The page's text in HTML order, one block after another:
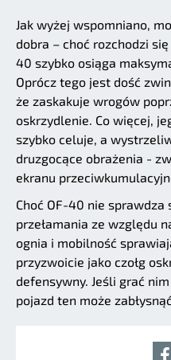
Jak wyżej wspomniano,
dobra – choć rozchodzi
40 szybko osiąga
Oprócz tego jest dość
że zaskakuje wrogów
oskrzydlenie. Co więcej,
szybko celuje, a
druzgocące obrażenia -
ekranu
Choć OF-40 nie sprawdza
przełamania ze względu
ognia i mobilność
przyzwoicie jako czołg
defensywny. Jeśli grać
pojazd ten może